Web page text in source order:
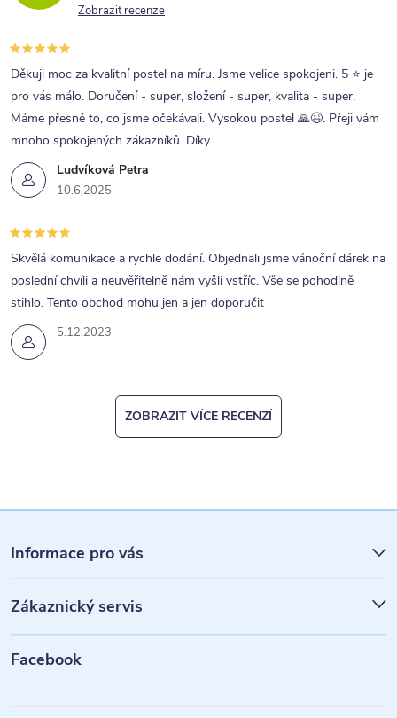
Zobrazit recenze
Ludvíková Petra
10.6.2025
Děkuji moc za kvalitní postel na míru. Jsme velice spokojeni. 5 ⭐ je
pro vás málo. Doručení - super, složení - super, kvalita - super.
Máme přesně to, co jsme očekávali. Vysokou postel 🙏😉. Přeji vám
mnoho spokojených zákazníků. Díky.
5.12.2023
Skvělá komunikace a rychle dodání. Objednali jsme vánoční dárek na
poslední chvíli a neuvěřitelně nám vyšli vstříc. Vše se pohodlně
stihlo. Tento obchod mohu jen a jen doporučit
ZOBRAZIT VÍCE RECENZÍ
á
p
a
Informace pro vás
Zákaznický servis
Facebook